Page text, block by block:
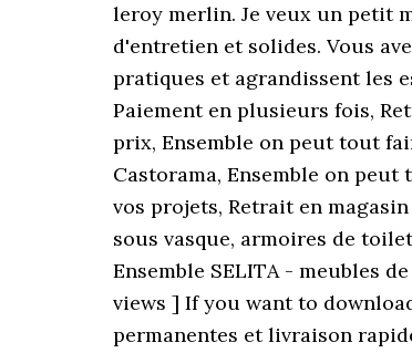
leroy merlin. Je veux un petit
d'entretien et solides. Vous
pratiques et agrandissent les
Paiement en plusieurs fois,
prix, Ensemble on peut tout
Castorama, Ensemble on
vos projets, Retrait en
sous vasque, armoires de
Ensemble SELITA - meubles
views ] If you want to
permanentes et livraison